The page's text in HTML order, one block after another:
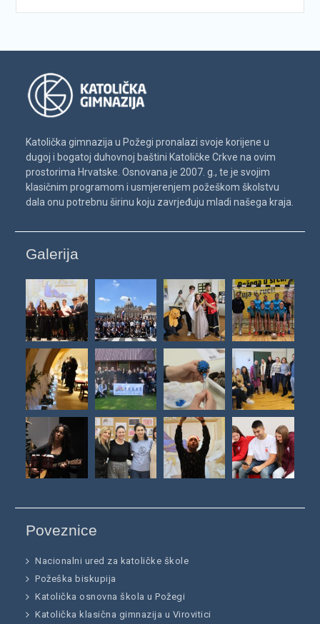
Katolička gimnazija u Požegi pronalazi svoje korijene u
dugoj i bogatoj duhovnoj baštini Katoličke Crkve na ovim
prostorima Hrvatske. Osnovana je 2007. g., te je svojim
klasičnim programom i usmjerenjem požeškom školstvu
dala onu potrebnu širinu koju zavrjeđuju mladi našega kraja.
Galerija
Poveznice
Nacionalni ured za katoličke škole
Požeška biskupija
Katolička osnovna škola u Požegi
Katolička klasična gimnazija u Virovitici